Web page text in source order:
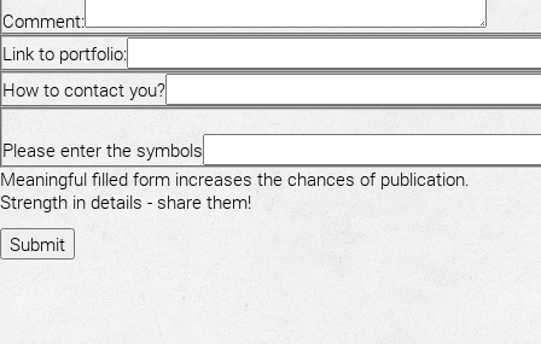
Comment:
Link to portfolio:
How to contact you?
Please enter the symbols
Meaningful filled form increases the chances of publication.
Strength in details - share them!